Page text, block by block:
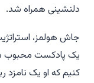
دلنشینی همراه شد.
جاش هولمز،
یک پادکست محبوب
کنیم که او یک